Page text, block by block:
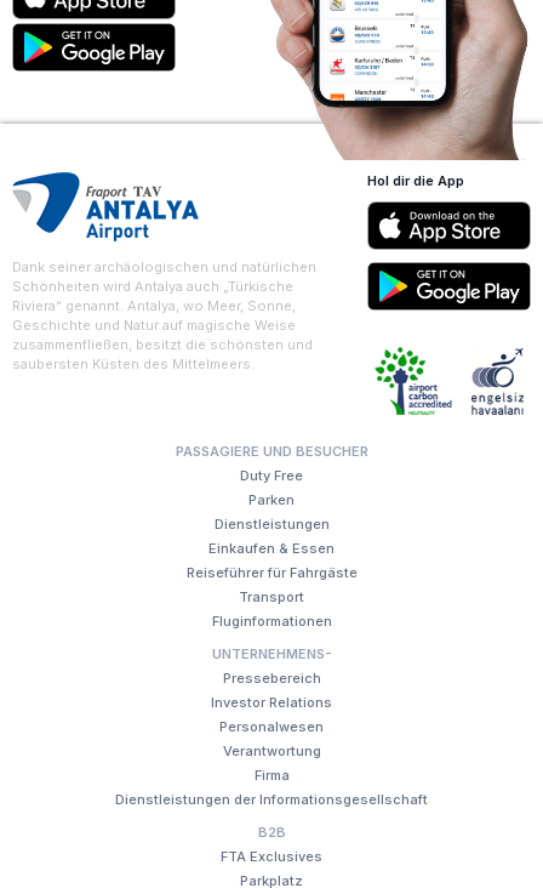
Dank seiner archäologischen und natürlichen
Schönheiten wird Antalya auch „Türkische
Riviera“ genannt. Antalya, wo Meer, Sonne,
Geschichte und Natur auf magische Weise
zusammenfließen, besitzt die schönsten und
saubersten Küsten des Mittelmeers.
PASSAGIERE UND BESUCHER
Duty Free
Parken
Dienstleistungen
Einkaufen & Essen
Reiseführer für Fahrgäste
Transport
Fluginformationen
UNTERNEHMENS-
Pressebereich
Investor Relations
Personalwesen
Verantwortung
Firma
Dienstleistungen der Informationsgesellschaft
B2B
FTA Exclusives
Parkplatz
Hol dir die App